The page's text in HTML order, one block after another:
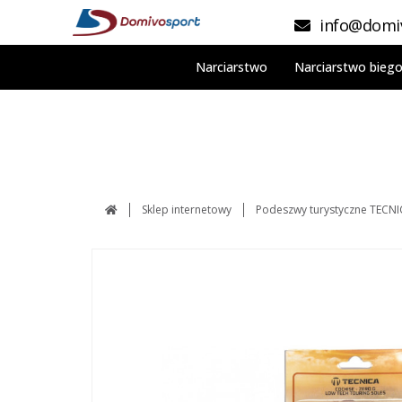
Narciarstwo Narciarstwo
Sklep internetowy Podeszwy turystyczne